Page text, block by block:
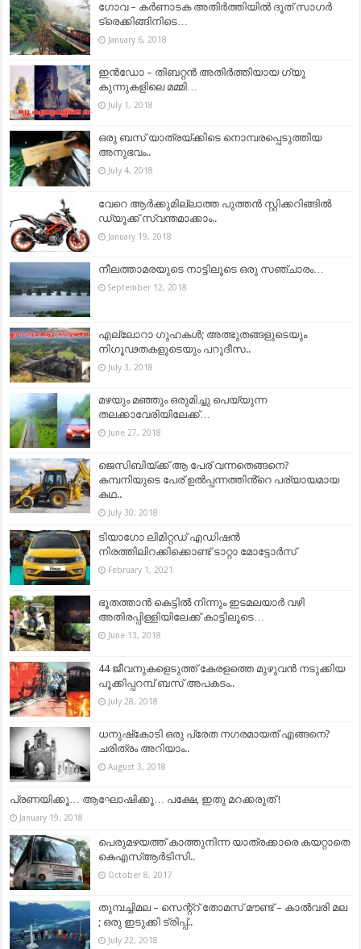
ഗോവ – കര്‍ണാടക അതിര്‍ത്തിയില്‍ ദൂത് സാഗര്‍
ട്രെക്കിങ്ങിനിടെ…
January 6, 2018
ഇൻഡോ – തിബറ്റൻ അതിർത്തിയായ ഗ്യു
കുന്നുകളിലെ മമ്മി…
July 1, 2018
ഒരു ബസ് യാത്രയ്ക്കിടെ നൊമ്പരപ്പെടുത്തിയ
അനുഭവം..
July 4, 2018
വേറെ ആര്‍ക്കുമില്ലാത്ത പുത്തന്‍ സ്റ്റിക്കറിങ്ങില്‍
ഡ്യൂക്ക് സ്വന്തമാക്കാം..
January 19, 2018
നീലത്താമരയുടെ നാട്ടിലൂടെ ഒരു സഞ്ചാരം…
September 12, 2018
എല്ലോറാ ഗുഹകൾ; അത്ഭുതങ്ങളുടെയും
നിഗൂഢതകളുടെയും പറുദീസ..
July 3, 2018
മഴയും മഞ്ഞും ഒരുമിച്ചു പെയ്യുന്ന
തലക്കാവേരിയിലേക്ക്…
June 27, 2018
ജെസിബിയ്ക്ക് ആ പേര് വന്നതെങ്ങനെ?
കമ്പനിയുടെ പേര് ഉൽപ്പന്നത്തിൻ്റെ പര്യായമായ
കഥ..
July 30, 2018
ടിയാഗോ ലിമിറ്റഡ് എഡിഷൻ
നിരത്തിലിറക്കിക്കൊണ്ട് ടാറ്റാ മോട്ടോർസ്
February 1, 2021
ഭൂതത്താൻ കെട്ടിൽ നിന്നും ഇടമലയാർ വഴി
അതിരപ്പിള്ളിയിലേക്ക് കാട്ടിലൂടെ…
June 13, 2018
44 ജീവനുകളെടുത്ത് കേരളത്തെ മുഴുവൻ നടുക്കിയ
പൂക്കിപ്പറമ്പ് ബസ് അപകടം..
July 28, 2018
ധനുഷ്‌കോടി ഒരു പ്രേത നഗരമായത് എങ്ങനെ?
ചരിത്രം അറിയാം..
August 3, 2018
പ്രണയിക്കൂ… ആഘോഷിക്കൂ… പക്ഷേ, ഇതു മറക്കരുത് !
January 19, 2018
പെരുമഴയത്ത് കാത്തുനിന്ന യാത്രക്കാരെ കയറ്റാതെ
കെഎസ്ആര്‍ടിസി..
October 8, 2017
തുമ്പച്ചിമല – സെന്റ്റ് തോമസ് മൗണ്ട് – കാൽവരി മല
; ഒരു ഇടുക്കി ട്രിപ്പ്‌..
July 22, 2018